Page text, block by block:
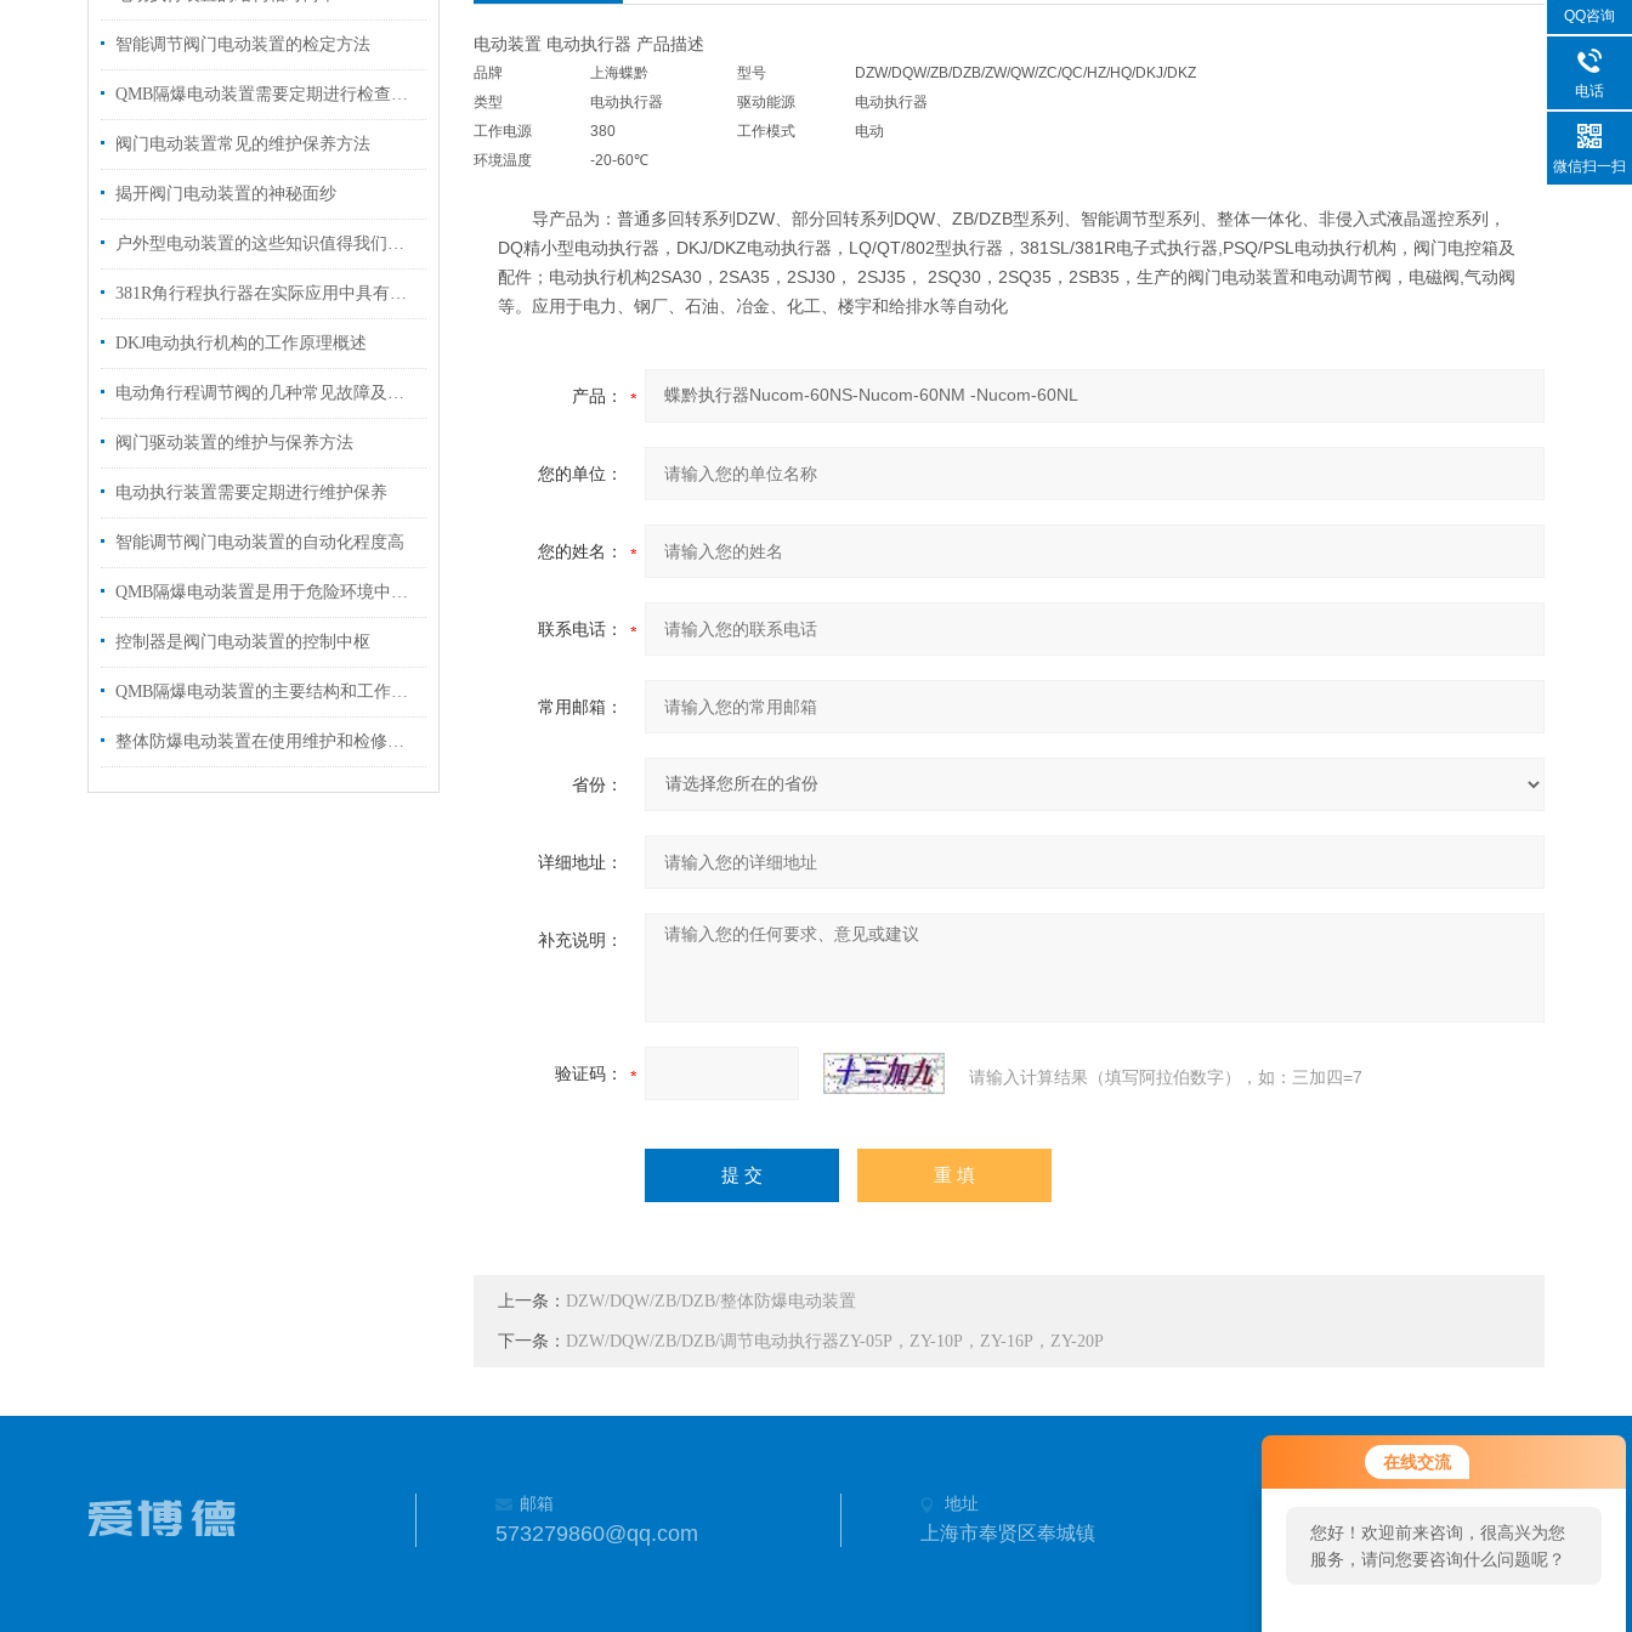
在线交流
您好！欢迎前来咨询，很高兴为您
服务，请问您要咨询什么问题呢？
智能调节阀门电动装置的检定方法
QMB隔爆电动装置需要定期进行检查和维护
阀门电动装置常见的维护保养方法
揭开阀门电动装置的神秘面纱
户外型电动装置的这些知识值得我们学习
381R角行程执行器在实际应用中具有重要的意义
DKJ电动执行机构的工作原理概述
电动角行程调节阀的几种常见故障及处理方法
阀门驱动装置的维护与保养方法
电动执行装置需要定期进行维护保养
智能调节阀门电动装置的自动化程度高
QMB隔爆电动装置是用于危险环境中的安全设备
控制器是阀门电动装置的控制中枢
QMB隔爆电动装置的主要结构和工作原理
整体防爆电动装置在使用维护和检修方面存在的一些问题
电动装置 电动执行器 产品描述
品牌 上海蝶黔 型号
DZW/DQW/ZB/DZB/ZW/QW/ZC/QC/HZ/HQ/DKJ/DKZ
类型
电动执行器 驱动能源
电动执行器
工作电源
380 工作模式
电动
环境温度
-20-60℃
导产品为：普通多回转系列DZW、部分回转系列DQW、ZB/DZB型系列、智能调节型系列、整体一体化、非侵入式液晶遥控系列，
DQ精小型电动执行器，DKJ/DKZ电动执行器，LQ/QT/802型执行器，381SL/381R电子式执行器,PSQ/PSL电动执行机构，阀门电控箱及
配件；电动执行机构2SA30，2SA35，2SJ30， 2SJ35， 2SQ30，2SQ35，2SB35，生产的阀门电动装置和电动调节阀，电磁阀,气动阀
等。应用于电力、钢厂、石油、冶金、化工、楼宇和给排水等自动化
产品：
您的单位：
您的姓名：
联系电话：
常用邮箱：
省份：
详细地址：
补充说明：
验证码： 请输入计算结果（填写阿拉伯数字），如：三加四=7
上一条： DZW/DQW/ZB/DZB/整体防爆电动装置
下一条： DZW/DQW/ZB/DZB/调节电动执行器ZY-05P，ZY-10P，ZY-16P，ZY-20P
邮箱
573279860@qq.com
地址
上海市奉贤区奉城镇
QQ咨询
电话
微信扫一扫